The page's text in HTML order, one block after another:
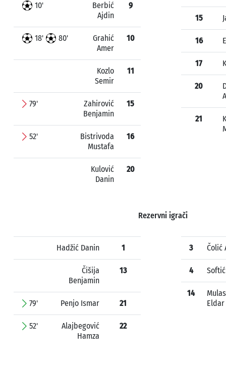
10'
Berbić
Ajdin
9
18' 80'
Grahić
Amer
10
Kozlo
Semir
11
79'
Zahirović
Benjamin
15
52'
Bistrivoda
Mustafa
16
Kulović
Danin
20
15
16
17
20
21
Rezervni igrači
Hadžić Danin 1
Čišija
Benjamin
13
79' Penjo Ismar 21
52'
Alajbegović
Hamza
22
3 Čolić
4
14
Eldar